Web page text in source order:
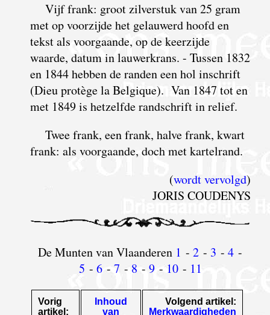
Vijf frank: groot zilverstuk van 25 gram
met op voorzijde het gelauwerd hoofd en
tekst als voorgaande, op de keerzijde
waarde, datum in lauwerkrans. - Tussen 1832
en 1844 hebben de randen een hol inschrift
(Dieu protège la Belgique). Van 1847 tot en
met 1849 is hetzelfde randschrift in relief.
Twee frank, een frank, halve frank, kwart
frank: als voorgaande, doch met kartelrand.
(wordt vervolgd)
JORIS COUDENYS
De Munten van Vlaanderen 1 -2 - 3 -4 -
5 - 6- 7 - 8 - 9-10- 11
Vorig
artikel:
Inhoud
van
Volgend artikel:
Merkwaardigheden